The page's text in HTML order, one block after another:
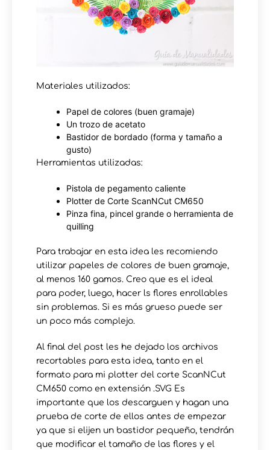
Materiales utilizados:
Papel de colores (buen gramaje)
Un trozo de acetato
Bastidor de bordado (forma y tamaño a
gusto)
Herramientas utilizadas:
Pistola de pegamento caliente
Plotter de Corte ScanNCut CM650
Pinza fina, pincel grande o herramienta de
quilling
Para trabajar en esta idea les recomiendo
utilizar papeles de colores de buen gramaje,
al menos 160 gamos. Creo que es el ideal
para poder, luego, hacer ls flores enrollables
sin problemas. Si es más grueso puede ser
un poco más complejo.
Al final del post les he dejado los archivos
recortables para esta idea, tanto en el
formato para mi plotter del corte ScanNCut
CM650 como en extensión .SVG Es
importante que los descarguen y hagan una
prueba de corte de ellos antes de empezar
ya que si elijen un bastidor pequeño, tendrán
que modificar el tamaño de las flores y el